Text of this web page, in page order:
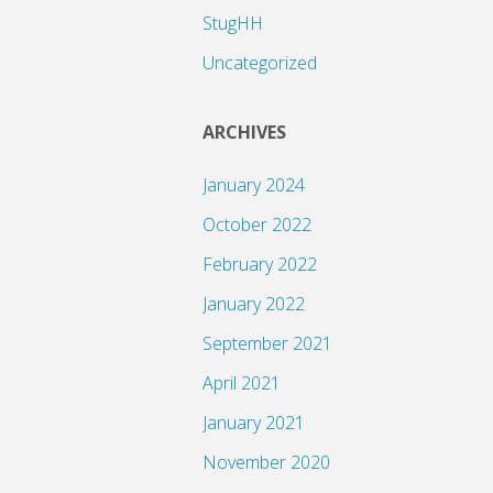
StugHH
Uncategorized
ARCHIVES
January 2024
October 2022
February 2022
January 2022
September 2021
April 2021
January 2021
November 2020